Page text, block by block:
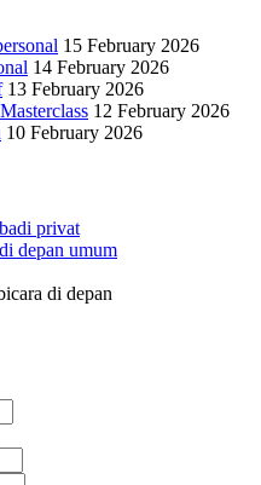
15 February 2026
14 February 2026
13 February 2026
12 February 2026
10 February 2026
di depan